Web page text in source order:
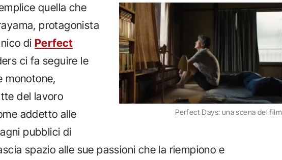
Perfect Days: una scena del film
quella che
protagonista
di Perfect
ci fa seguire le
monotone,
del lavoro
addetto alle
pubblici di
spazio alle sue passioni che la riempiono e